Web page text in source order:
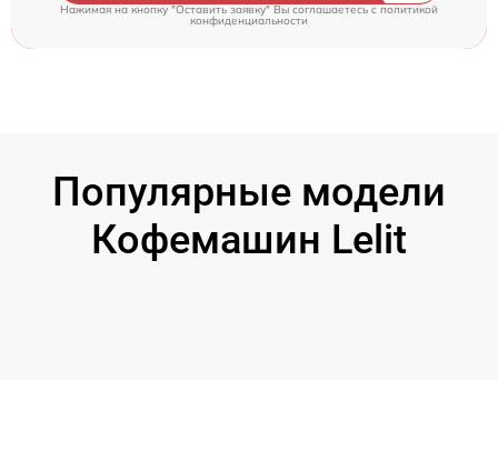
Нажимая на кнопку "Оставить заявку" Вы соглашаетесь cполитикой
конфиденциальности
Популярные модели
Кофемашин Lelit